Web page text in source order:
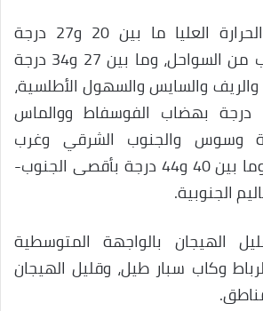
وستتأرجح درجات الحرارة العليا ما بين 20 و27 درجة
بالمرتفعات وبالقرب من السواحل، وما بين 27 و34 درجة
والسايس والسهول الأطلسية،
وما بين 34 و40 درجة بهضاب الفوسفاط ووالماس
وسوس والجنوب الشرقي وغرب
الأقاليم الجنوبية، وما بين 40 و44 درجة بأقصى الجنوب-
الجنوبية.
الهيجان بالواجهة المتوسطية
وكاب سبار طيل، وقليل الهيجان